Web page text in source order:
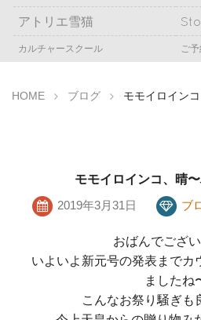
アトリエ雪猫
カルチャースクール ご
HOME ブログ モモイロイン
モモイロインコ、晴
2019年3月31日
ブ
おばんでござい
いよいよ新元号の発表までカ
ましたね
こんなお祭り騒ぎも